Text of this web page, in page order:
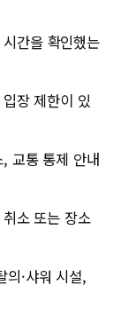
간을 확인했는
장 제한이 있
교통 통제 안내
소 또는 장소
·샤워 시설,